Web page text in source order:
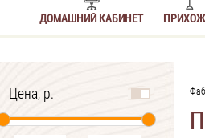
ДОМАШНИЙ КАБИНЕТ
Цена, р.